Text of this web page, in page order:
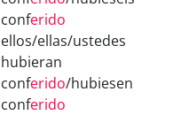
conferido
ellos/ellas/ustedes
hubieran
conferido/hubiesen
conferido